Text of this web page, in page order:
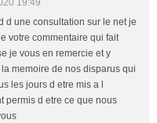
19:49
d une consultation sur le net je
votre commentaire qui fait
je vous en remercie et y
memoire de nos disparus qui
les jours d etre mis a l
permis d etre ce que nous